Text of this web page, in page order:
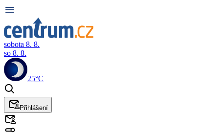
sobota 8. 8.
so 8. 8.
25°C
Přihlášení